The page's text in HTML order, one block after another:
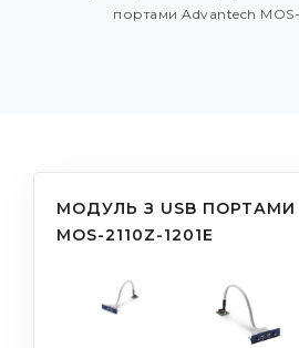
портами Advantech MOS-
МОДУЛЬ З USB ПОРТАМИ
MOS-2110Z-1201E